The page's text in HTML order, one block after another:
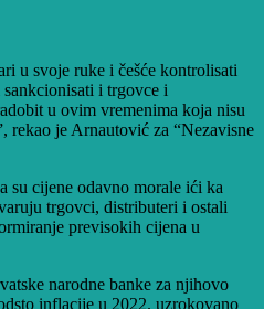
u svoje ruke i češće kontrolisati
i trgovce i
u ovim vremenima koja nisu
rekao je Arnautović za “Nezavisne
su cijene odavno morale ići ka
trgovci, distributeri i ostali
previsokih cijena u
narodne banke za njihovo
inflacije u 2022. uzrokovano